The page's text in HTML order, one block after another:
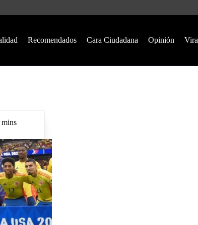
Recomendados Cara Ciudadana Opinión
mins